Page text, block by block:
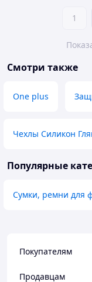
1
Смотри также
One plus
Чехлы Силикон
Популярные
Сумки, ремни для
Покупателям
Продавцам